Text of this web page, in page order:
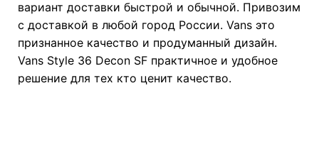
вариант доставки быстрой и обычной. Привозим
с доставкой в любой город России. Vans это
признанное качество и продуманный дизайн.
Vans Style 36 Decon SF практичное и удобное
решение для тех кто ценит качество.